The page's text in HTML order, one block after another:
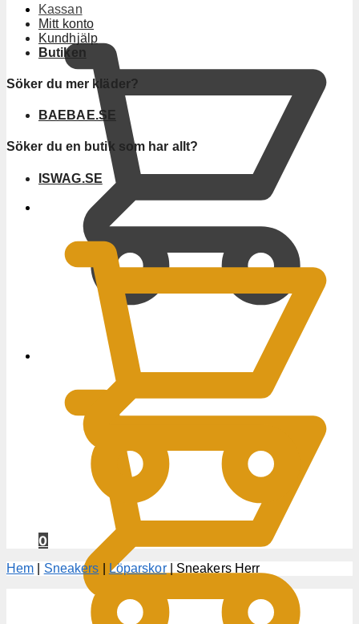
Kassan
Mitt konto
Kundhjälp
Butiken
Söker du mer kläder?
BAEBAE.SE
Söker du en butik som har allt?
ISWAG.SE
0
Hem Sneakers Löparskor| Sneakers Herr